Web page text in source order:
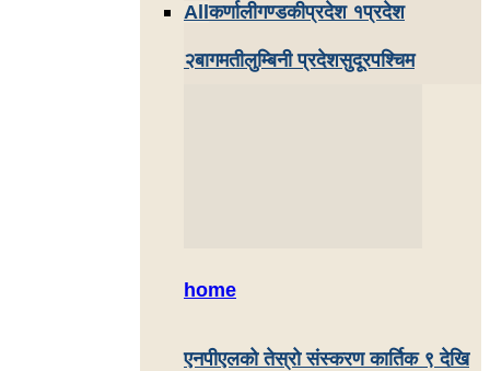
Allकर्णालीगण्डकीप्रदेश १प्रदेश
२बागमतीलुम्बिनी प्रदेशसुदूरपश्चिम
home
एनपीएलको तेस्रो संस्करण कार्तिक ९ देखि